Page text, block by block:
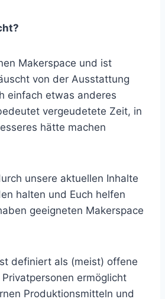
Makerspace und ist
von der Ausstattung
einfach etwas anderes
vergeudetete Zeit, in
hätte machen
unsere aktuellen Inhalte
halten und Euch helfen
geeigneten Makerspace
definiert als (meist) offene
ermöglicht
Produktionsmitteln und